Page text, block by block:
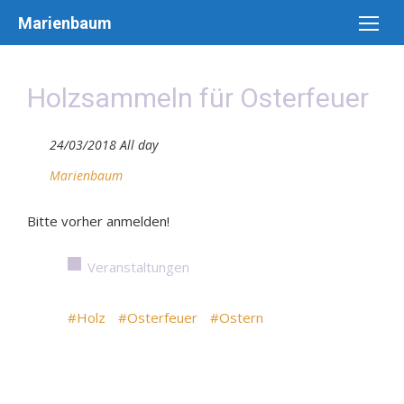
Marienbaum
Holzsammeln für Osterfeuer
24/03/2018 All day
Marienbaum
Bitte vorher anmelden!
Veranstaltungen
#Holz #Osterfeuer #Ostern